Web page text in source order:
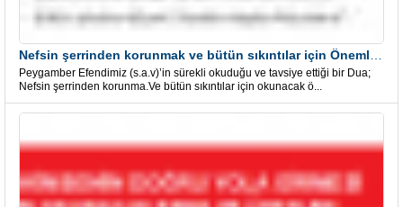
Peygamber Efendimiz (s.a.v)’in sürekli okuduğu ve tavsiye ettiği bir Dua;
Nefsin şerrinden korunma.Ve bütün sıkıntılar için okunacak ö...